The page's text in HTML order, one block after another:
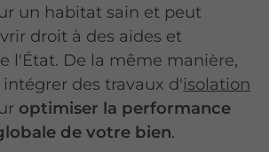
un habitat sain et peut
droit à des aides et
l'État. De la même manière,
des travaux d'isolation
optimiser la performance
de votre bien.